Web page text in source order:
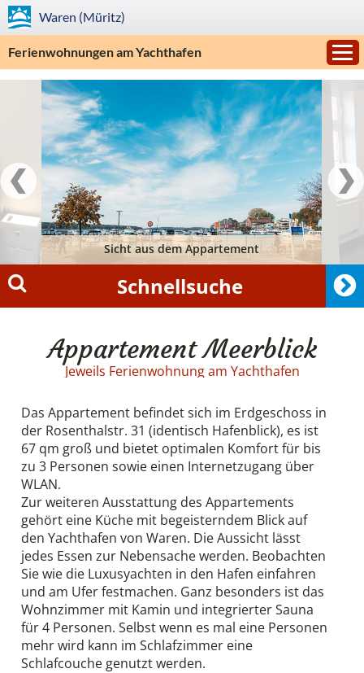
Waren (Müritz)
Ferienwohnungen am Yachthafen
Sicht aus dem Appartement
Schnellsuche
Appartement Meerblick
Jeweils Ferienwohnung am Yachthafen
Das Appartement befindet sich im Erdgeschoss in
der Rosenthalstr. 31 (identisch Hafenblick), es ist
67 qm groß und bietet optimalen Komfort für bis
zu 3 Personen sowie einen Internetzugang über
WLAN.
Zur weiteren Ausstattung des Appartements
gehört eine Küche mit begeisterndem Blick auf
den Yachthafen von Waren. Die Aussicht lässt
jedes Essen zur Nebensache werden. Beobachten
Sie wie die Luxusyachten in den Hafen einfahren
und am Ufer festmachen. Ganz besonders ist das
Wohnzimmer mit Kamin und integrierter Sauna
für 4 Personen. Selbst wenn es mal eine Personen
mehr wird kann im Schlafzimmer eine
Schlafcouche genutzt werden.